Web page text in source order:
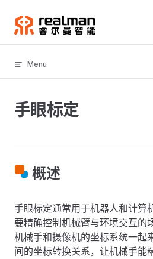
Skip to content
Menu
手眼标定
概述
手眼标定通常用于机器人和计算
要精确控制机械臂与环境交互的
机械手和摄像机的坐标系统一起
间的坐标转换关系，让机械手能